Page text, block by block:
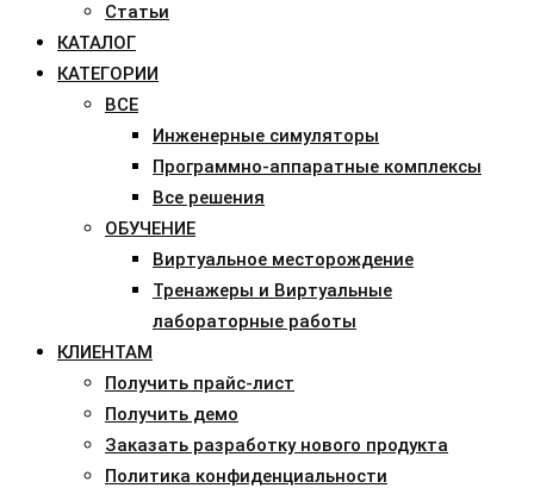
Статьи
КАТАЛОГ
КАТЕГОРИИ
ВСЕ
Инженерные симуляторы
Программно-аппаратные комплексы
Все решения
ОБУЧЕНИЕ
Виртуальное месторождение
Тренажеры и Виртуальные
лабораторные работы
КЛИЕНТАМ
Получить прайс-лист
Получить демо
Заказать разработку нового продукта
Политика конфиденциальности